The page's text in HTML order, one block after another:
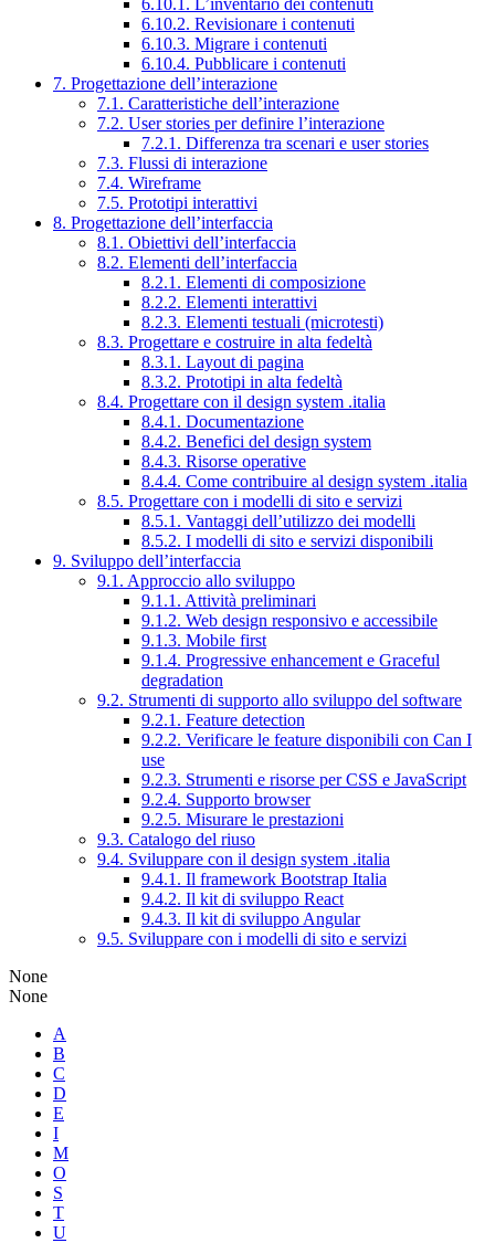
6.10.1. L’inventario dei contenuti
6.10.2. Revisionare i contenuti
6.10.3. Migrare i contenuti
6.10.4. Pubblicare i contenuti
7. Progettazione dell’interazione
7.1. Caratteristiche dell’interazione
7.2. User stories per definire l’interazione
7.2.1. Differenza tra scenari e user stories
7.3. Flussi di interazione
7.4. Wireframe
7.5. Prototipi interattivi
8. Progettazione dell’interfaccia
8.1. Obiettivi dell’interfaccia
8.2. Elementi dell’interfaccia
8.2.1. Elementi di composizione
8.2.2. Elementi interattivi
8.2.3. Elementi testuali (microtesti)
8.3. Progettare e costruire in alta fedeltà
8.3.1. Layout di pagina
8.3.2. Prototipi in alta fedeltà
8.4. Progettare con il design system .italia
8.4.1. Documentazione
8.4.2. Benefici del design system
8.4.3. Risorse operative
8.4.4. Come contribuire al design system .italia
8.5. Progettare con i modelli di sito e servizi
8.5.1. Vantaggi dell’utilizzo dei modelli
8.5.2. I modelli di sito e servizi disponibili
9. Sviluppo dell’interfaccia
9.1. Approccio allo sviluppo
9.1.1. Attività preliminari
9.1.2. Web design responsivo e accessibile
9.1.3. Mobile first
9.1.4. Progressive enhancement e Graceful
degradation
9.2. Strumenti di supporto allo sviluppo del software
9.2.1. Feature detection
9.2.2. Verificare le feature disponibili con Can I
use
9.2.3. Strumenti e risorse per CSS e JavaScript
9.2.4. Supporto browser
9.2.5. Misurare le prestazioni
9.3. Catalogo del riuso
9.4. Sviluppare con il design system .italia
9.4.1. Il framework Bootstrap Italia
9.4.2. Il kit di sviluppo React
9.4.3. Il kit di sviluppo Angular
9.5. Sviluppare con i modelli di sito e servizi
None
None
A
B
C
D
E
I
M
O
S
T
U